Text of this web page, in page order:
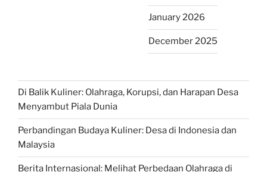
January 2026
December 2025
Di Balik Kuliner: Olahraga, Korupsi, dan Harapan Desa
Menyambut Piala Dunia
Perbandingan Budaya Kuliner: Desa di Indonesia dan
Malaysia
Berita Internasional: Melihat Perbedaan Olahraga di